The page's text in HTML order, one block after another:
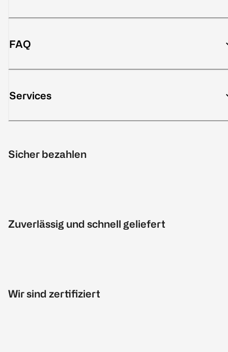
FAQ
Services
Sicher bezahlen
Zuverlässig und schnell geliefert
Wir sind zertifiziert